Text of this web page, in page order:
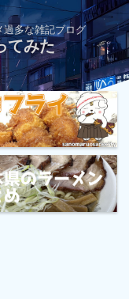
過多な雑記ブログ
てみた